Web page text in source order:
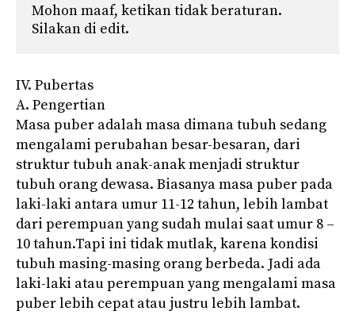
Mohon maaf, ketikan tidak beraturan.
Silakan di edit.
IV. Pubertas
A. Pengertian
Masa puber adalah masa dimana tubuh sedang
mengalami perubahan besar-besaran, dari
struktur tubuh anak-anak menjadi struktur
tubuh orang dewasa. Biasanya masa puber pada
laki-laki antara umur 11-12 tahun, lebih lambat
dari perempuan yang sudah mulai saat umur 8 –
10 tahun.Tapi ini tidak mutlak, karena kondisi
tubuh masing-masing orang berbeda. Jadi ada
laki-laki atau perempuan yang mengalami masa
puber lebih cepat atau justru lebih lambat.